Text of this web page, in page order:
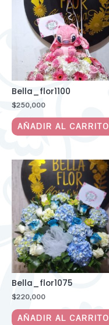
Bella_flor1100
$250,000
AÑADIR AL CARRITO
Bella_flor1075
$220,000
AÑADIR AL CARRITO